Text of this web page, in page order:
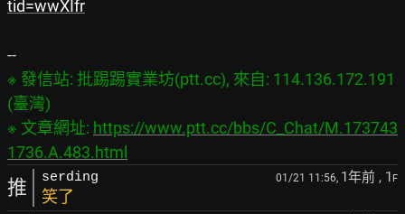
tid=wwXIfr
※ 發信站: 批踢踢實業坊(ptt.cc), 來自: 114.136.172.191
(臺灣)
※ 文章網址: https://www.ptt.cc/bbs/C_Chat/M.173743
1736.A.483.html
推 serding 01/21 11:56, 1年前 , 1 F
笑了